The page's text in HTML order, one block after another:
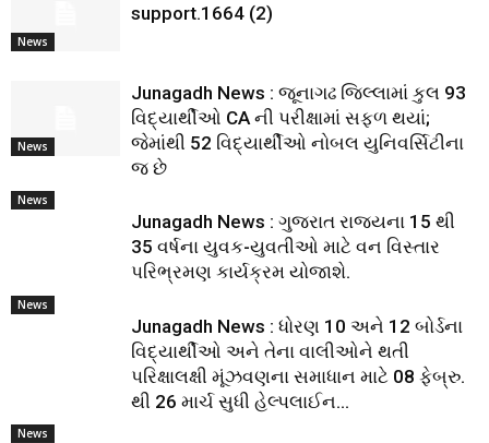
News
support.1664 (2)
News
Junagadh News : જૂનાગઢ જિલ્લામાં કુલ 93
વિદ્યાર્થીઓ CA ની પરીક્ષામાં સફળ થયાં;
જેમાંથી 52 વિદ્યાર્થીઓ નોબલ યુનિવર્સિટીના
જ છે
News
Junagadh News : ગુજરાત રાજ્યના 15 થી
35 વર્ષના યુવક-યુવતીઓ માટે વન વિસ્તાર
પરિભ્રમણ કાર્યક્રમ યોજાશે.
News
Junagadh News : ધોરણ 10 અને 12 બોર્ડના
વિદ્યાર્થીઓ અને તેના વાલીઓને થતી
પરિક્ષાલક્ષી મૂંઝવણના સમાધાન માટે 08 ફેબ્રુ.
થી 26 માર્ચ સુધી હેલ્પલાઈન...
News